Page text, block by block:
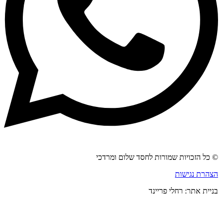
© כל הזכויות שמורות לחסד שלום ומרדכי
הצהרת נגישות
בניית אתר: רחלי פריינד